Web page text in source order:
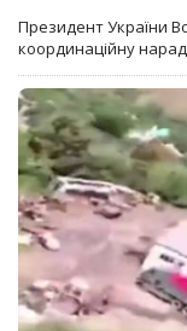
Президент України
координаційну